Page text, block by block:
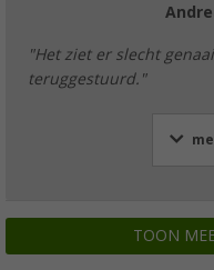
"Het ziet er slecht
teruggestuurd."
TOON